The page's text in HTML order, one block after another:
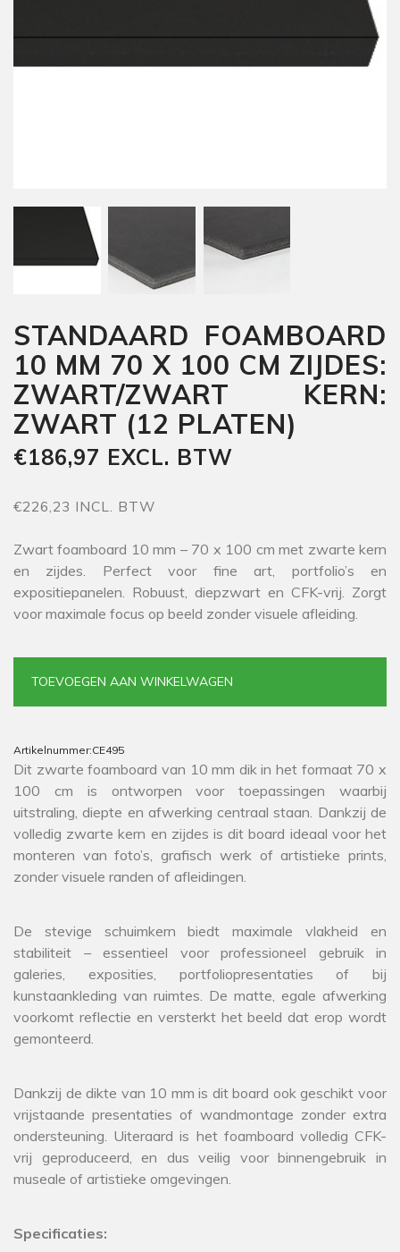
STANDAARD FOAMBOARD
10 MM 70 X 100 CM ZIJDES:
ZWART/ZWART KERN:
ZWART (12 PLATEN)
€186,97 EXCL. BTW
€226,23 INCL. BTW
Zwart foamboard 10 mm – 70 x 100 cm met zwarte kern
en zijdes. Perfect voor fine art, portfolio’s en
expositiepanelen. Robuust, diepzwart en CFK-vrij. Zorgt
voor maximale focus op beeld zonder visuele afleiding.
TOEVOEGEN AAN WINKELWAGEN
Artikelnummer:CE495
Dit zwarte foamboard van 10 mm dik in het formaat 70 x
100 cm is ontworpen voor toepassingen waarbij
uitstraling, diepte en afwerking centraal staan. Dankzij de
volledig zwarte kern en zijdes is dit board ideaal voor het
monteren van foto’s, grafisch werk of artistieke prints,
zonder visuele randen of afleidingen.
De stevige schuimkern biedt maximale vlakheid en
stabiliteit – essentieel voor professioneel gebruik in
galeries, exposities, portfoliopresentaties of bij
kunstaankleding van ruimtes. De matte, egale afwerking
voorkomt reflectie en versterkt het beeld dat erop wordt
gemonteerd.
Dankzij de dikte van 10 mm is dit board ook geschikt voor
vrijstaande presentaties of wandmontage zonder extra
ondersteuning. Uiteraard is het foamboard volledig CFK-
vrij geproduceerd, en dus veilig voor binnengebruik in
museale of artistieke omgevingen.
Specificaties: